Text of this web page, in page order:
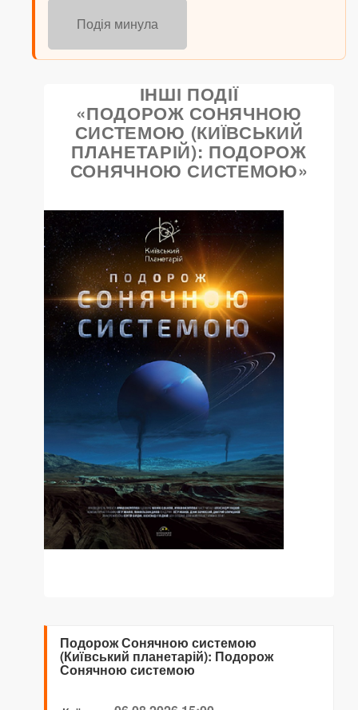
Подія минула
ІНШІ ПОДІЇ
«ПОДОРОЖ СОНЯЧНОЮ
СИСТЕМОЮ (КИЇВСЬКИЙ
ПЛАНЕТАРІЙ): ПОДОРОЖ
СОНЯЧНОЮ СИСТЕМОЮ»
Подорож Сонячною системою
(Київський планетарій): Подорож
Сонячною системою